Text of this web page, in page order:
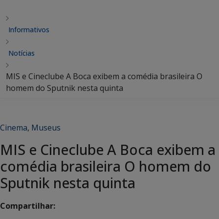
Informativos
Notícias
MIS e Cineclube A Boca exibem a comédia brasileira O
homem do Sputnik nesta quinta
Cinema, Museus
MIS e Cineclube A Boca exibem a
comédia brasileira O homem do
Sputnik nesta quinta
Compartilhar: